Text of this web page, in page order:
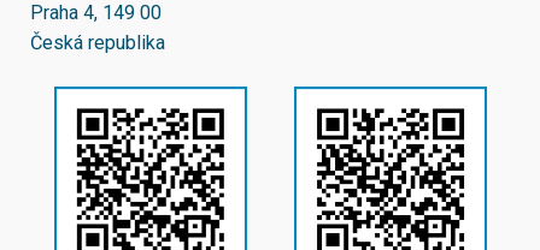
Praha 4, 149 00
Česká republika